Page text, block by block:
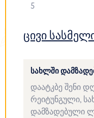
5
ცივი
ᲡᲐᲮᲚᲨᲘ
დაატკბე შენი
რეიტუნგული,
დამზადებული